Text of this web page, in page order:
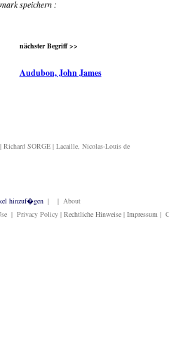
speichern :
nächster Begriff >>
Audubon, John James
Richard SORGE| Lacaille, Nicolas-Louis de
hinzuf�gen | | About
| Privacy Policy | Rechtliche Hinweise | Impressum |